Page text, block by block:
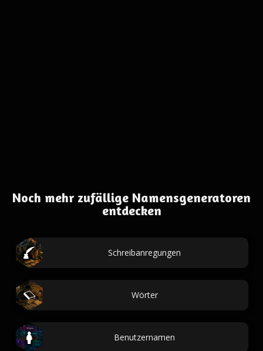
Noch mehr zufällige Namensgeneratoren
entdecken
Schreibanregungen
Wörter
Benutzernamen